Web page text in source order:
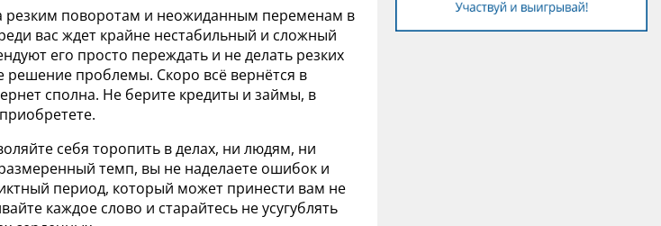
резким поворотам и неожиданным переменам в
вас ждет крайне нестабильный и сложный
его просто переждать и не делать резких
проблемы. Скоро всё вернётся в
сполна. Не берите кредиты и займы, в
себя торопить в делах, ни людям, ни
темп, вы не наделаете ошибок и
период, который может принести вам не
каждое слово и старайтесь не усугублять